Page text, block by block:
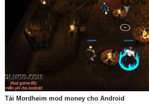
Tải Mordheim mod money cho Android